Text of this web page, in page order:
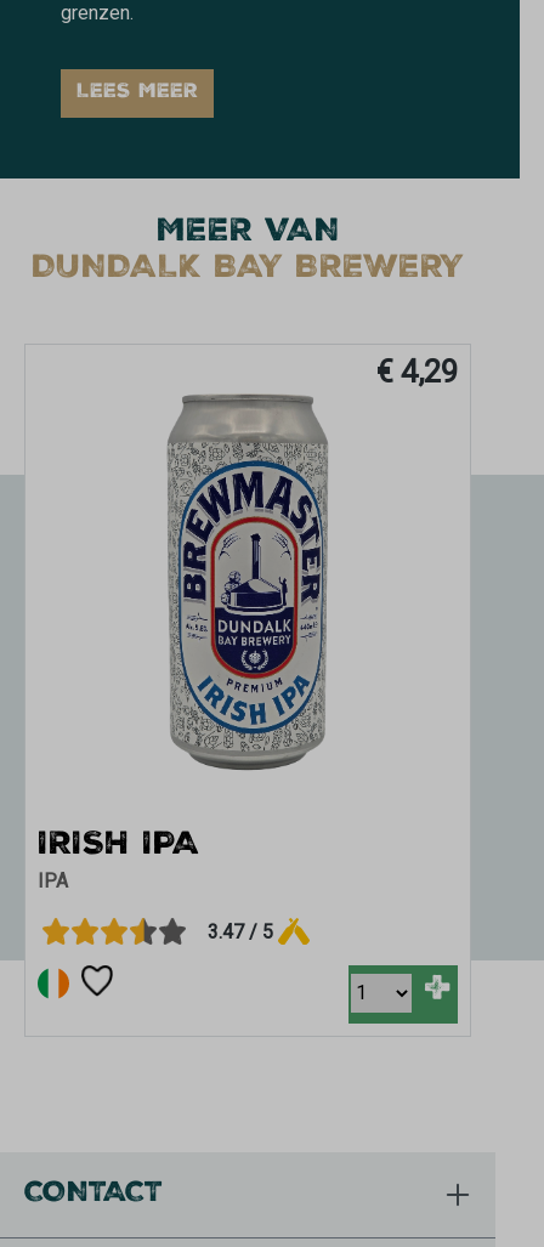
grenzen.
LEES MEER
MEER VAN
DUNDALK BAY BREWERY
€ 4,29
IRISH IPA
IPA
3.47 / 5
+
CONTACT